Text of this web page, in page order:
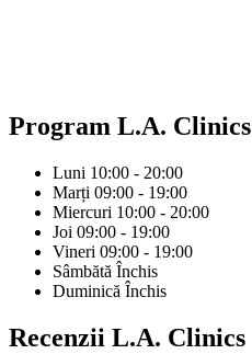
Program L.A. Clinics
Luni 10:00 - 20:00
Marți 09:00 - 19:00
Miercuri 10:00 - 20:00
Joi 09:00 - 19:00
Vineri 09:00 - 19:00
Sâmbătă Închis
Duminică Închis
Recenzii L.A. Clinics